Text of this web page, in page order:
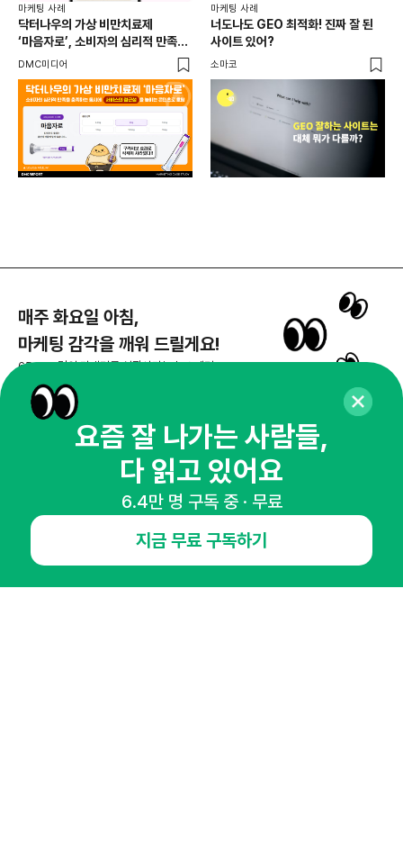
마케팅 사례
닥터나우의 가상 비만치료제
‘마음자로’, 소비자의 심리적 만족을
충족하는 동시에 서비스의 접근성을
DMC미디어
마케팅 사례
너도나도 GEO 최적화! 진짜 잘 된
사이트 있어?
소마코
매주 화요일 아침,
마케팅 감각을 깨워 드릴게요!
65,043명의 마케터를 성장시키는 뉴스레터
뉴스레터 구독하기
공지사항 제휴문의
인사이터 신청
뉴스레터
광고안내
요즘 잘 나가는 사람들,
다 읽고 있어요
6.4만 명 구독 중 · 무료
지금 무료 구독하기